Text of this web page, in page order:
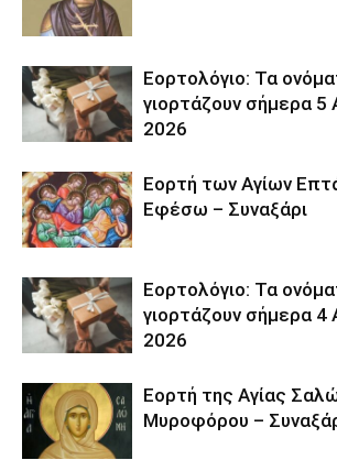
Εορτολόγιο: Τα
γιορτάζουν σήμερα 5
2026
Εορτή των Αγίων
Εφέσω – Συναξάρι
Εορτολόγιο: Τα
γιορτάζουν σήμερα 4
2026
Εορτή της Αγίας
Μυροφόρου –